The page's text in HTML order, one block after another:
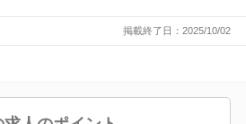
掲載終了日：2025/10/02